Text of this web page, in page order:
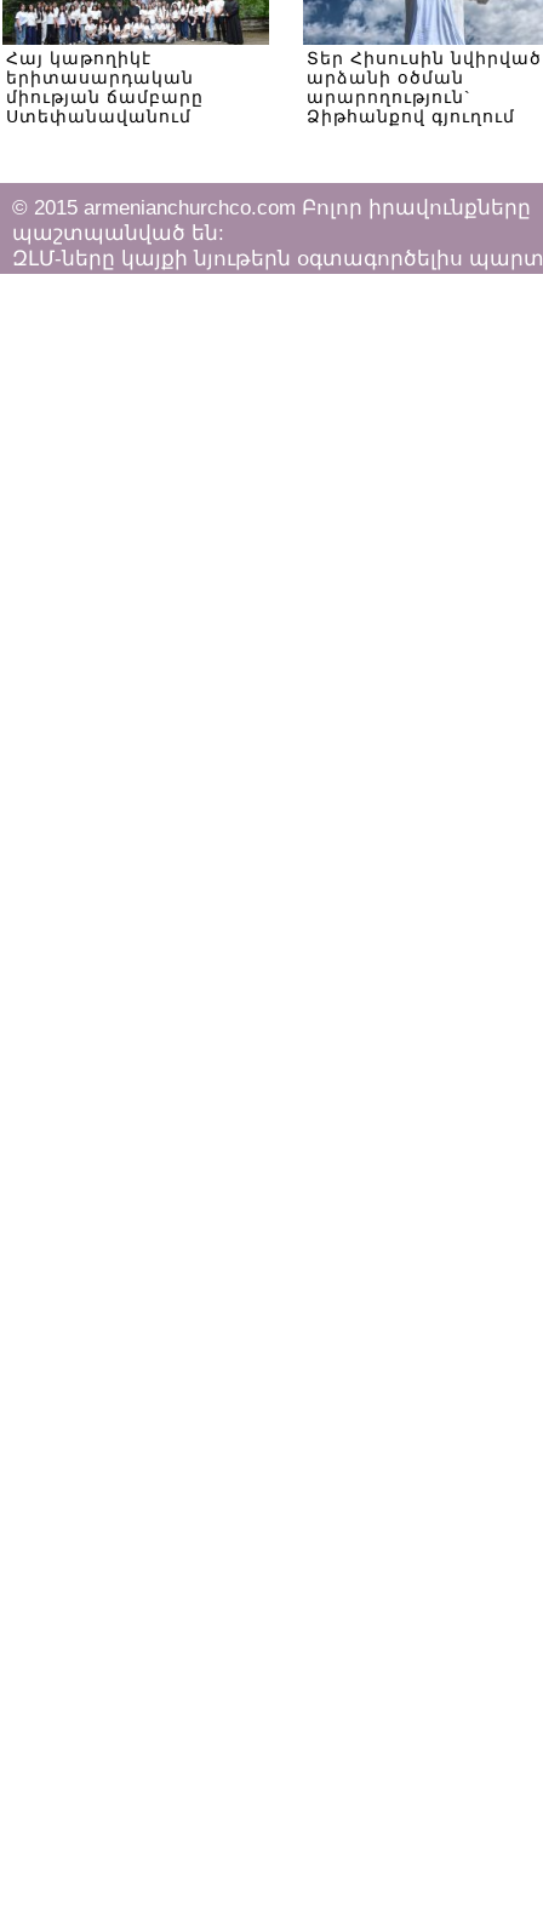
Հայ կաթողիկէ
երիտասարդական
միության ճամբարը
Ստեփանավանում
Տեր Հիսուսին նվիրված
արձանի օծման
արարողություն`
Ձիթհանքով գյուղում
© 2015 armenianchurchco.com Բոլոր իրավունքները
պաշտպանված են:
ԶԼՄ-ները կայքի նյութերն օգտագործելիս